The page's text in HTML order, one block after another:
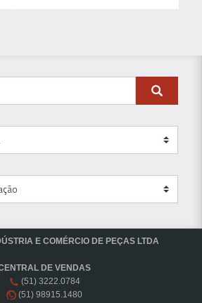
E COMÉRCIO DE PEÇAS LTDA
DE VENDAS
(51) 3222.0784
(51) 98915.1480